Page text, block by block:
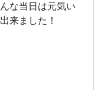
な当日は元気い
来ました！